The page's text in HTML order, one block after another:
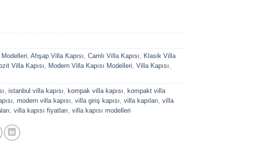
Modelleri, Ahşap Villa Kapısı, Camlı Villa Kapısı, Klasik Villa
Villa Kapısı, Modern Villa Kapısı Modelleri, Villa Kapısı,
, istanbul villa kapısı, kompak villa kapısı, kompakt villa
, modern villa kapısı, villa giriş kapısı, villa kapıları, villa
, villa kapısı fiyatları, villa kapısı modelleri